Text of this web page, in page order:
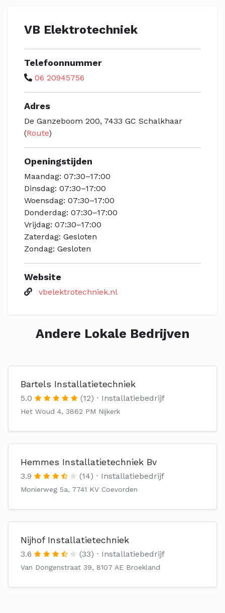
VB Elektrotechniek
Telefoonnummer
06 20945756
Adres
De Ganzeboom 200, 7433 GC Schalkhaar
(Route)
Openingstijden
Maandag: 07:30–17:00
Dinsdag: 07:30–17:00
Woensdag: 07:30–17:00
Donderdag: 07:30–17:00
Vrijdag: 07:30–17:00
Zaterdag: Gesloten
Zondag: Gesloten
Website
vbelektrotechniek.nl
Andere Lokale Bedrijven
Bartels Installatietechniek
5.0 (12) Installatiebedrijf
Het Woud 4, 3862 PM Nijkerk
Hemmes Installatietechniek Bv
3.9 (14) Installatiebedrijf
Monierweg 5a, 7741 KV Coevorden
Nijhof Installatietechniek
3.6 (33) Installatiebedrijf
Van Dongenstraat 39, 8107 AE Broekland